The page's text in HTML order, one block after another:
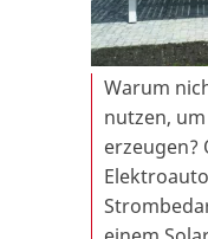
Warum
nutzen,
erzeugen?